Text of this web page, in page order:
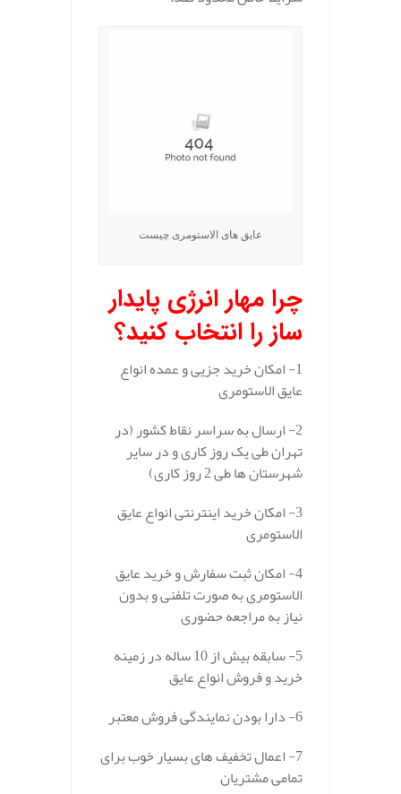
عایق های الاستومری چیست
چرا مهار انرژی پایدار
ساز را انتخاب کنید؟
1- امکان خرید جزیی و عمده انواع
عایق الاستومری
2- ارسال به سراسر نقاط کشور (در
تهران طی یک روز کاری و در سایر
شهرستان ها طی 2 روز کاری)
3- امکان خرید اینترنتی انواع عایق
الاستومری
4- امکان ثبت سفارش و خرید عایق
الاستومری به صورت تلفنی و بدون
نیاز به مراجعه حضوری
5- سابقه بیش از 10 ساله در زمینه
خرید و فروش انواع عایق
6- دارا بودن نمایندگی فروش معتبر
7- اعمال تخفیف های بسیار خوب برای
تمامی مشتریان